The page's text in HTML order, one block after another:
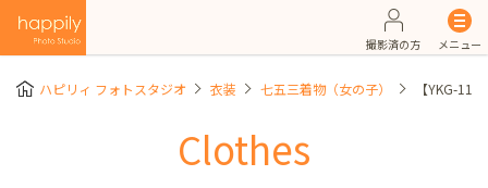
撮影済の方 メニュー
ハピリィ フォトスタジオ 衣装 七五三着物（女の子） 【YKG-
Clothes